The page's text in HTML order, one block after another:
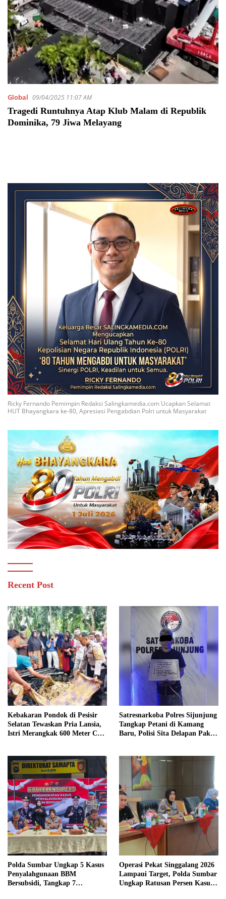
Global 09/04/2025 11:07 AM
Tragedi Runtuhnya Atap Klub Malam di Republik
Dominika, 79 Jiwa Melayang
Ricky Fernando Pemimpin Redaksi Salingkamedia.com Ucapkan Selamat
HUT Bhayangkara ke-80, Apresiasi Pengabdian Polri untuk Masyarakat
Recent Post
Kebakaran Pondok di Pesisir
Selatan Tewaskan Pria Lansia,
Istri Merangkak 600 Meter Cari
Satresnarkoba Polres Sijunjung
Tangkap Petani di Kamang
Baru, Polisi Sita Delapan Paket
Polda Sumbar Ungkap 5 Kasus
Penyalahgunaan BBM
Bersubsidi, Tangkap 7
Operasi Pekat Singgalang 2026
Lampaui Target, Polda Sumbar
Ungkap Ratusan Persen Kasus